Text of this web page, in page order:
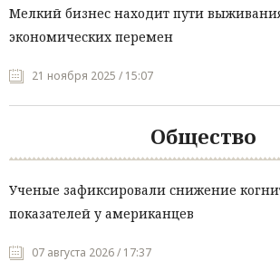
Мелкий бизнес находит пути
экономических перемен
21 ноября 2025 / 15:07
Общество
Ученые зафиксировали снижение
показателей у американцев
07 августа 2026 / 17:37